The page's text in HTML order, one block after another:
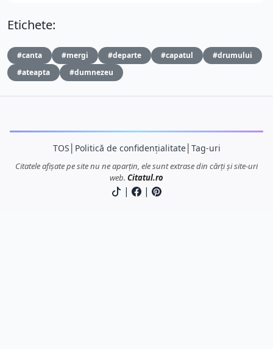
Etichete:
#canta #mergi #departe #capatul
#drumului
#ateapta
#dumnezeu
TOS Politică de confidențialitate│ Tag-uri
Citatele afișate pe site nu ne aparțin, ele sunt extrase din cărți și site-uri
web. Citatul.ro
| |